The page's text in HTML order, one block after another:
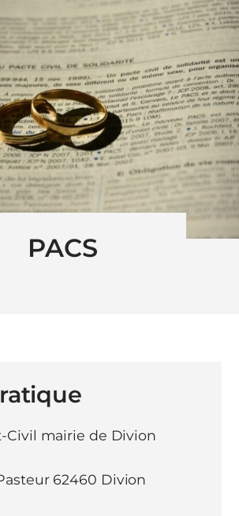
PACS
Civil mairie de Divion
62460 Divion